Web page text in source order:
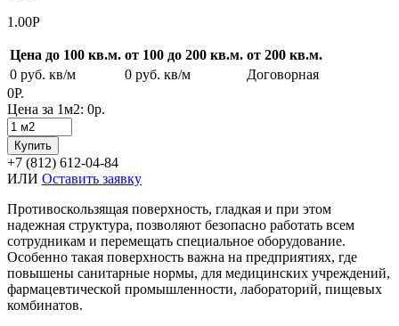
1.00Р
Цена до 100 кв.м. от 100 до 200 кв.м. от 200 кв.м.
0 руб. кв/м 0 руб. кв/м
Договорная
0Р.
Цена за 1м2: 0р.
Купить
+7 (812) 612-04-84
ИЛИ Оставить заявку
Противоскользящая поверхность, гладкая и при этом
надежная структура, позволяют безопасно работать всем
сотрудникам и перемещать специальное оборудование.
Особенно такая поверхность важна на предприятиях, где
повышены санитарные нормы, для медицинских учреждений,
фармацевтической промышленности, лабораторий, пищевых
комбинатов.